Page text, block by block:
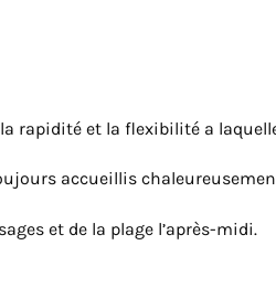
rapidité et la flexibilité a
accueillis
et de la plage l’après-midi.